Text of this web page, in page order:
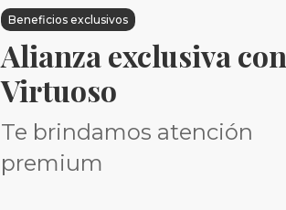
Beneficios exclusivos
Alianza exclusiva con
Virtuoso
Te brindamos atención
premium